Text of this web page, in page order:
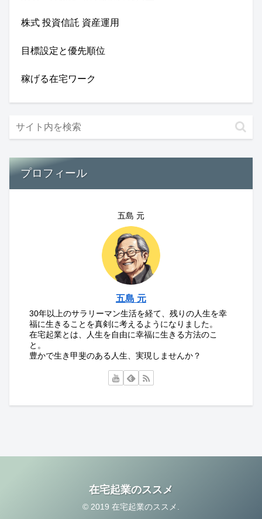
株式 投資信託 資産運用
目標設定と優先順位
稼げる在宅ワーク
プロフィール
五島 元
五島 元
30年以上のサラリーマン生活を経て、残りの人生を幸
福に生きることを真剣に考えるようになりました。
在宅起業とは、人生を自由に幸福に生きる方法のこ
と。
豊かで生き甲斐のある人生、実現しませんか？
在宅起業のススメ
© 2019 在宅起業のススメ.